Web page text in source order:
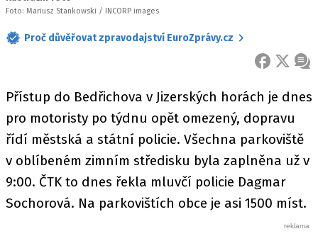
Foto: Mariusz Stankowski / INCORP images
Proč důvěřovat zpravodajství EuroZprávy.cz
FACEBOOK
X
Přístup do Bedřichova v Jizerských horách je dnes
pro motoristy po týdnu opět omezený, dopravu
řídí městská a státní policie. Všechna parkoviště
v oblíbeném zimním středisku byla zaplněna už v
9:00. ČTK to dnes řekla mluvčí policie Dagmar
Sochorová. Na parkovištích obce je asi 1500 míst.